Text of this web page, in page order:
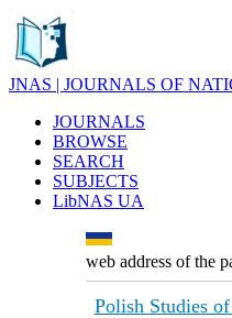
JNAS | JOURNALS OF
JOURNALS
BROWSE
SEARCH
SUBJECTS
LibNAS UA
web address of the
Polish Studies